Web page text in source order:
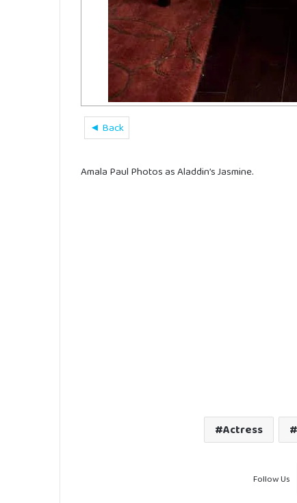
◄ Back
Amala Paul Photos as Aladdin’s Jasmine.
Actress
Follow Us